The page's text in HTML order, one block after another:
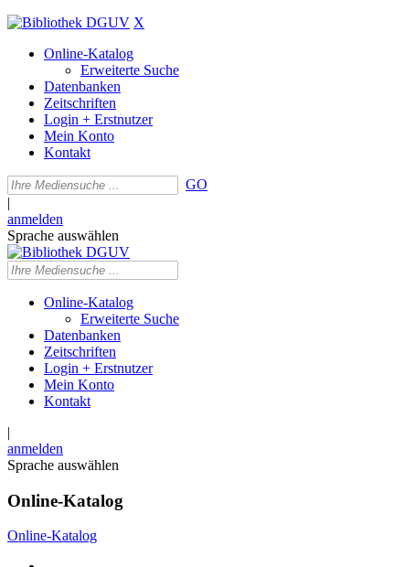
X
Online-Katalog
Erweiterte Suche
Datenbanken
Zeitschriften
Login + Erstnutzer
Mein Konto
Kontakt
GO
|
anmelden
Sprache auswählen
Online-Katalog
Erweiterte Suche
Datenbanken
Zeitschriften
Login + Erstnutzer
Mein Konto
Kontakt
|
anmelden
Sprache auswählen
Online-Katalog
Online-Katalog